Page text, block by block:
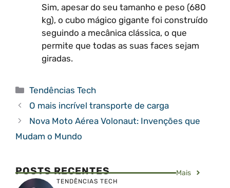
Sim, apesar do seu tamanho e peso (680
kg), o cubo mágico gigante foi construído
seguindo a mecânica clássica, o que
permite que todas as suas faces sejam
giradas.
Categorias
Tendências Tech
O mais incrível transporte de carga
Nova Moto Aérea Volonaut: Invenções que
Mudam o Mundo
POSTS RECENTES Mais
TENDÊNCIAS TECH